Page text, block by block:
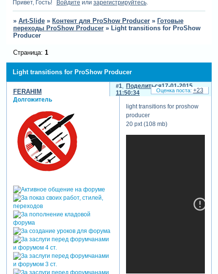
Привет, Гость! Войдите или зарегистрируйтесь.
» Art-Slide » Контент для ProShow Producer » Готовые
переходы ProShow Producer » Light transitions for ProShow
Producer
Light transitions for ProShow Producer
Страница: 1
Поделиться
1
17-01-2015
11:50:34
FERAHIM
Долгожитель
light transitions for proshow
producer
20 pxt (108 mb)
+23